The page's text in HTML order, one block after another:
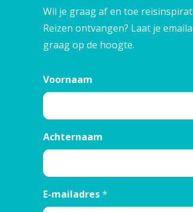
Wil je graag af en toe
Reizen ontvangen? Laat je
graag op de hoogte.
Voornaam
Achternaam
E-mailadres*